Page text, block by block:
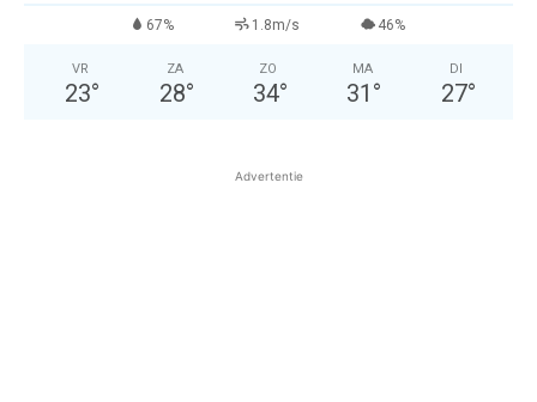
67% 1.8m/s 46%
VR
23°
ZA
28°
ZO
34°
MA
31 °
DI
27°
Advertentie